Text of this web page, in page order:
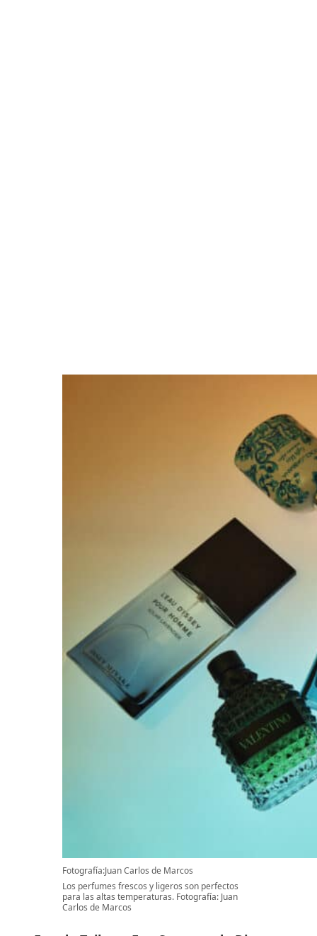
Fotografía:Juan Carlos de Marcos
Los perfumes frescos y ligeros son perfectos
para las altas temperaturas. Fotografía: Juan
Carlos de Marcos